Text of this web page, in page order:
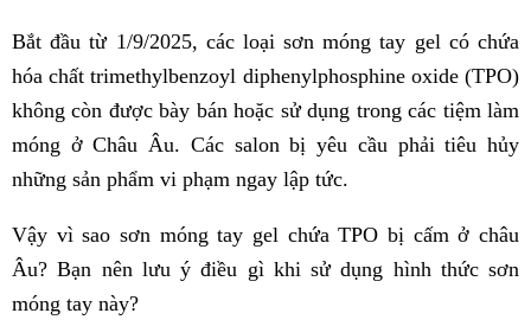
Bắt đầu từ 1/9/2025, các loại sơn móng tay gel có chứa
hóa chất trimethylbenzoyl diphenylphosphine oxide (TPO)
không còn được bày bán hoặc sử dụng trong các tiệm làm
móng ở Châu Âu. Các salon bị yêu cầu phải tiêu hủy
những sản phẩm vi phạm ngay lập tức.
Vậy vì sao sơn móng tay gel chứa TPO bị cấm ở châu
Âu? Bạn nên lưu ý điều gì khi sử dụng hình thức sơn
móng tay này?